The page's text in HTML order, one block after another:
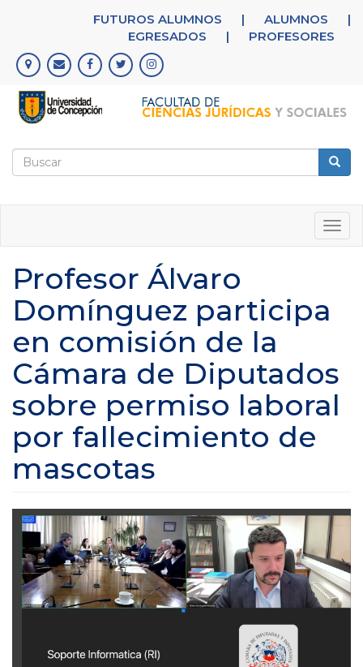
principal
FUTUROS ALUMNOS | ALUMNOS
|
EGRESADOS
| PROFESORES
Formulario
Profesor Álvaro
Domínguez participa
en comisión de la
Cámara de Diputados
sobre permiso laboral
por fallecimiento de
mascotas